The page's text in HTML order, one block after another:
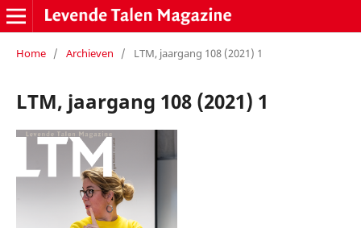
Home / Archieven / LTM, jaargang 108 (2021) 1
LTM, jaargang 108 (2021) 1